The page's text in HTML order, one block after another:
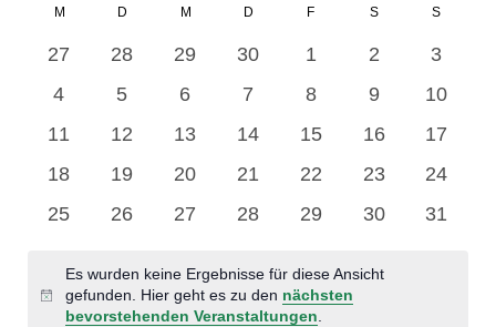
wählen.
Kalender
von
Veranstaltungen
M D M D F S S
0
Veranstaltungen
27
0
Veranstaltungen
28
0
Veranstaltungen
29
0
Veranstaltungen
30
0
Veranstaltungen
1
0
2
0
3
0
Veranstaltungen
4
0
Veranstaltungen
5
0
Veranstaltungen
6
0
Veranstaltungen
7
0
Veranstaltungen
8
0
9
0
10
0
Veranstaltungen
11
0
Veranstaltungen
12
0
Veranstaltungen
13
0
Veranstaltungen
14
0
Veranstaltungen
15
0
16
0
17
0
Veranstaltungen
18
0
Veranstaltungen
19
0
Veranstaltungen
20
0
Veranstaltungen
21
0
Veranstaltungen
22
0
23
0
24
0
25
0
26
0
27
0
28
0
29
0
30
0
31
Hinweis
Es wurden keine Ergebnisse für diese Ansicht
gefunden. Hier geht es zu den nächsten
bevorstehenden Veranstaltungen.